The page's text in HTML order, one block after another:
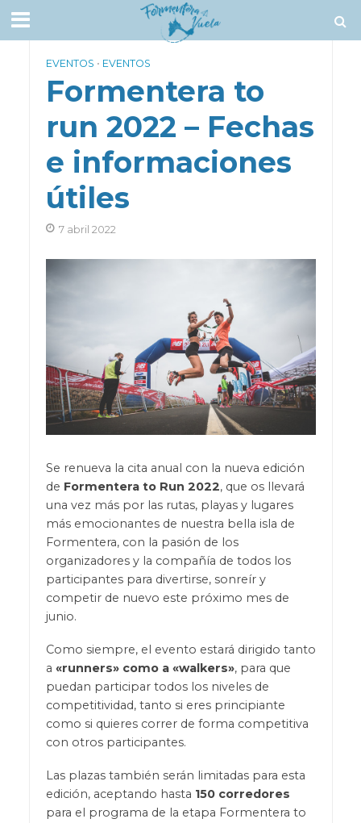
EVENTOS • EVENTOS
Formentera to
run 2022 – Fechas
e informaciones
útiles
7 abril 2022
Se renueva la cita anual con la nueva edición
de Formentera to Run 2022, que os llevará
una vez más por las rutas, playas y lugares
más emocionantes de nuestra bella isla de
Formentera, con la pasión de los
organizadores y la compañía de todos los
participantes para divertirse, sonreír y
competir de nuevo este próximo mes de
junio.
Como siempre, el evento estará dirigido tanto
a «runners» como a «walkers», para que
puedan participar todos los niveles de
competitividad, tanto si eres principiante
como si quieres correr de forma competitiva
con otros participantes.
Las plazas también serán limitadas para esta
edición, aceptando hasta 150 corredores
para el programa de la etapa Formentera to